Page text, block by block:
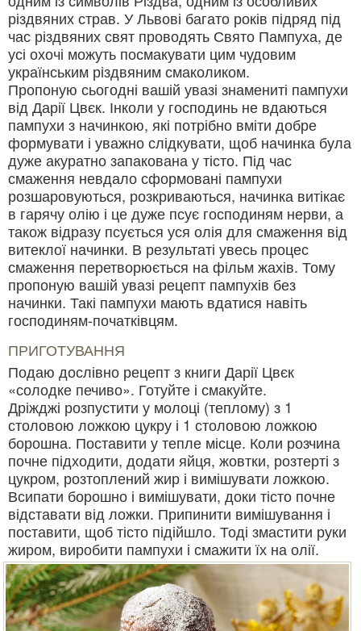
різдвяних страв. У Львові багато років підряд під
час різдвяних свят проводять Свято Пампуха, де
усі охочі можуть посмакувати цим чудовим
українським різдвяним смаколиком.
Пропоную сьогодні вашій увазі знамениті пампухи
від Дарії Цвєк. Інколи у господинь не вдаються
пампухи з начинкою, які потрібно вміти добре
формувати і уважно слідкувати, щоб начинка була
дуже акуратно запакована у тісто. Під час
смаження невдало сформовані пампухи
розшаровуються, розкриваються, начинка витікає
в гарячу олію і це дуже псує господиням нерви, а
також відразу псується уся олія для смаження від
витеклої начинки. В результаті увесь процес
смаження перетворюється на фільм жахів. Тому
пропоную вашій увазі рецепт пампухів без
начинки. Такі пампухи мають вдатися навіть
господиням-початківцям.
ПРИГОТУВАННЯ
Подаю дослівно рецепт з книги Дарії Цвєк
«солодке печиво». Готуйте і смакуйте.
Дріжджі розпустити у молоці (теплому) з 1
столовою ложкою цукру і 1 столовою ложкою
борошна. Поставити у тепле місце. Коли розчина
почне підходити, додати яйця, жовтки, розтерті з
цукром, розтоплений жир і вимішувати ложкою.
Всипати борошно і вимішувати, доки тісто почне
відставати від ложки. Припинити вимішування і
поставити, щоб тісто підійшло. Тоді змастити руки
жиром, виробити пампухи і смажити їх на олії.